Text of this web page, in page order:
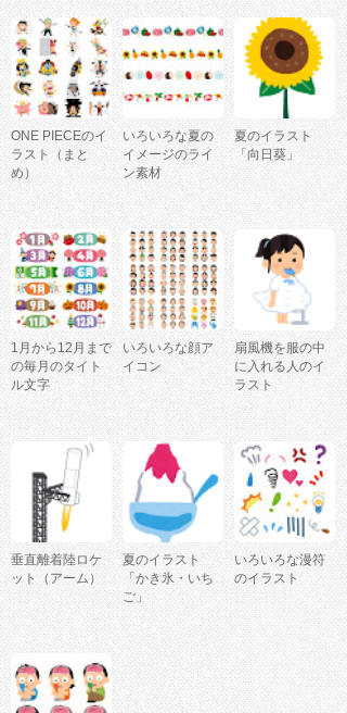
ONE PIECEのイ
ラスト（まと
め）
いろいろな夏の
イメージのライ
ン素材
夏のイラスト
「向日葵」
1月から12月まで
の毎月のタイト
ル文字
いろいろな顔ア
イコン
扇風機を服の中
に入れる人のイ
ラスト
垂直離着陸ロケ
ット（アーム）
夏のイラスト
「かき氷・いち
ご」
いろいろな漫符
のイラスト